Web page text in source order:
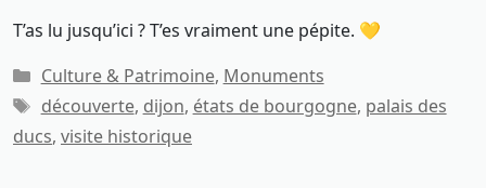
T’as lu jusqu’ici ? T’es vraiment une pépite. 💛
Catégories
Culture & Patrimoine, Monuments
Étiquettes
découverte, dijon, états de bourgogne, palais des
ducs, visite historique